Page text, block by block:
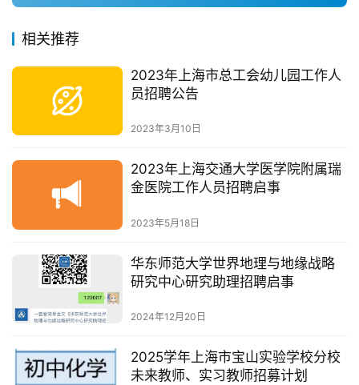
相关推荐
2023年上海市总工会幼儿园工作人
员招聘公告
2023年3月10日
2023年上海交通大学医学院附属瑞
金医院工作人员招聘启事
2023年5月18日
华东师范大学世界地理与地缘战略
研究中心研究助理招聘启事
2024年12月20日
2025学年上海市宝山实验学校分校
未来教师、实习教师招募计划